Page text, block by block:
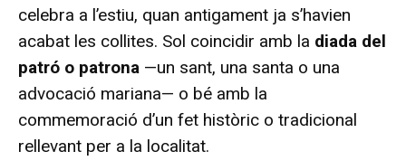
celebra a l’estiu, quan antigament ja s’havien
acabat les collites. Sol coincidir amb la diada del
patró o patrona —un sant, una santa o una
advocació mariana— o bé amb la
commemoració d’un fet històric o tradicional
rellevant per a la localitat.